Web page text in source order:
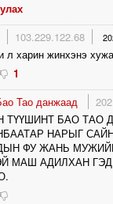
103.229.122.68
л харин жинхэнэ
1
Тао данжаад
ТҮҮШИНТ БАО ТАО
НАРЫГ
ФУ ЖАНЬ
МАШ АДИЛХАН